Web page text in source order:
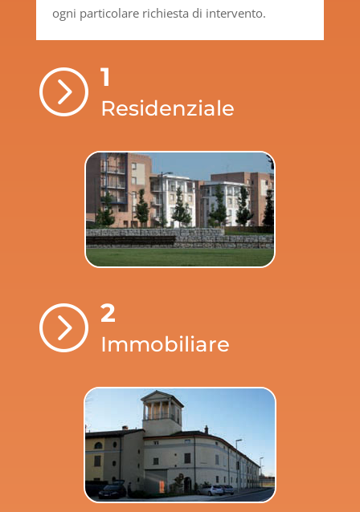
ogni particolare richiesta di intervento.
= 1
Residenziale
= 2
Immobiliare